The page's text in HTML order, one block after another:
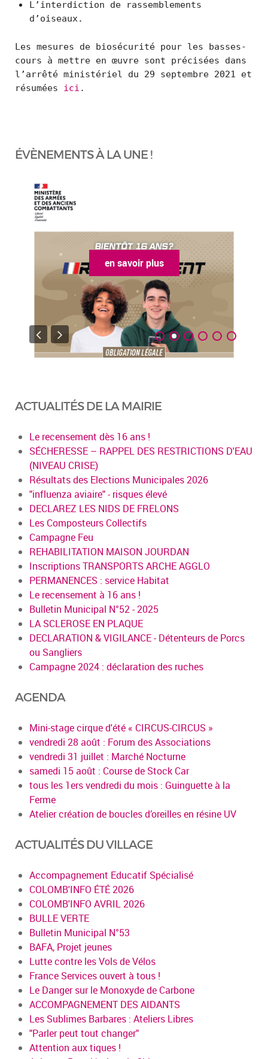
L’interdiction de rassemblements
d’oiseaux.
Les mesures de biosécurité pour les basses-
cours à mettre en œuvre sont précisées dans
l’arrêté ministériel du 29 septembre 2021 et
résumées ici .
ÉVÈNEMENTS À LA UNE !
en savoir plus
ACTUALITÉS DE LA MAIRIE
Le recensement dès 16 ans !
SÉCHERESSE – RAPPEL DES RESTRICTIONS D'EAU
(NIVEAU CRISE)
Résultats des Elections Municipales 2026
"influenza aviaire" - risques élevé
DECLAREZ LES NIDS DE FRELONS
Les Composteurs Collectifs
Campagne Feu
REHABILITATION MAISON JOURDAN
Inscriptions TRANSPORTS ARCHE AGGLO
PERMANENCES : service Habitat
Le recensement à 16 ans !
Bulletin Municipal N°52 - 2025
LA SCLEROSE EN PLAQUE
DECLARATION & VIGILANCE - Détenteurs de Porcs
ou Sangliers
Campagne 2024 : déclaration des ruches
AGENDA
Mini-stage cirque d'été « CIRCUS-CIRCUS »
vendredi 28 août : Forum des Associations
vendredi 31 juillet : Marché Nocturne
samedi 15 août : Course de Stock Car
tous les 1ers vendredi du mois : Guinguette à la
Ferme
Atelier création de boucles d’oreilles en résine UV
ACTUALITÉS DU VILLAGE
Accompagnement Educatif Spécialisé
COLOMB'INFO ÉTÉ 2026
COLOMB'INFO AVRIL 2026
BULLE VERTE
Bulletin Municipal N°53
BAFA, Projet jeunes
Lutte contre les Vols de Vélos
France Services ouvert à tous !
Le Danger sur le Monoxyde de Carbone
ACCOMPAGNEMENT DES AIDANTS
Les Sublimes Barbares : Ateliers Libres
"Parler peut tout changer"
Attention aux tiques !